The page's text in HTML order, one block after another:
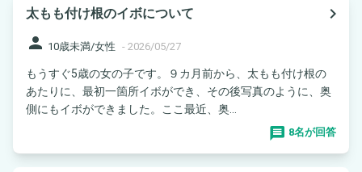
太もも付け根のイボについて
navigate_next
person 10歳未満/女性 - 2026/05/27
もうすぐ5歳の女の子です。９カ月前から、太もも付け根の
あたりに、最初一箇所イボができ、その後写真のように、奥
側にもイボができました。ここ最近、奥...
8名が回答